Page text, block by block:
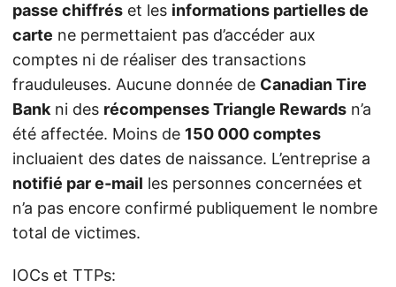
passe chiffrés et les informations partielles de
carte ne permettaient pas d’accéder aux
comptes ni de réaliser des transactions
frauduleuses. Aucune donnée de Canadian Tire
Bank ni des récompenses Triangle Rewards n’a
été affectée. Moins de 150 000 comptes
incluaient des dates de naissance. L’entreprise a
notifié par e‑mail les personnes concernées et
n’a pas encore confirmé publiquement le nombre
total de victimes.
IOCs et TTPs: